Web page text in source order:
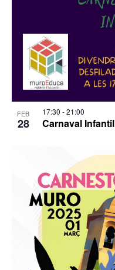
FEB
28 Carnaval Infantil
17:30 -21:00